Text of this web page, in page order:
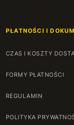
PŁATNOŚCI I
CZAS I KOSZTY
FORMY PŁATNOŚCI
REGULAMIN
POLITYKA